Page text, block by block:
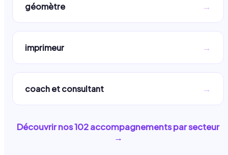
géomètre →
imprimeur →
coach et consultant →
Découvrir nos102accompagnements par secteur
→